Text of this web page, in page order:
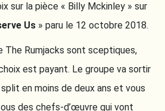
sur la pièce « Billy Mckinley » sur
Us » paru le 12 octobre 2018.
The Rumjacks sont sceptiques,
est payant. Le groupe va sortir
en moins de deux ans et vous
des chefs-d’œuvre qui vont